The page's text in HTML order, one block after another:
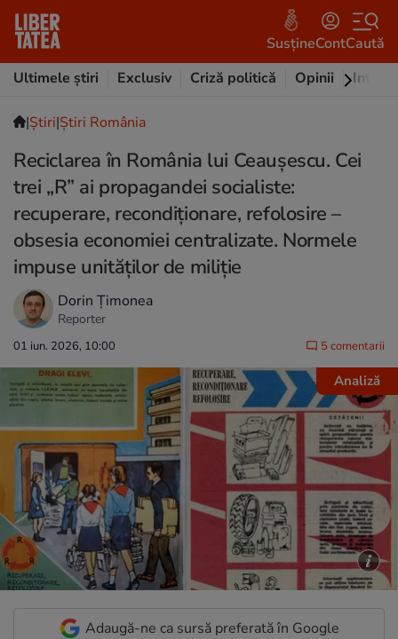
SusțineContCaută
Ultimele știri
Exclusiv Criză politică Opinii
|Ştiri|Știri România
Reciclarea în România lui Ceaușescu. Cei
trei „R” ai propagandei socialiste:
recuperare, recondiționare, refolosire –
obsesia economiei centralizate. Normele
impuse unităților de miliție
Dorin Țimonea
Reporter
01 iun. 2026, 10:00 5 comentarii
Analiză
Adaugă-ne ca sursă preferată în Google